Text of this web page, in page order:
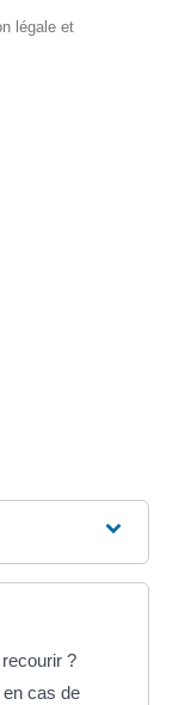
légale et
?
cas de